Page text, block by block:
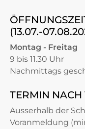
(13.07.-
Montag - Freitag
9 bis 11.30 Uhr
Nachmittags
TERMIN
Ausserhalb der
Voranmeldung